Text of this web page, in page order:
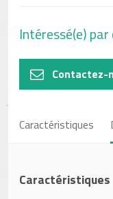
Intéressé(e) par
Contactez-
Caractéristiques
Caractéristiques